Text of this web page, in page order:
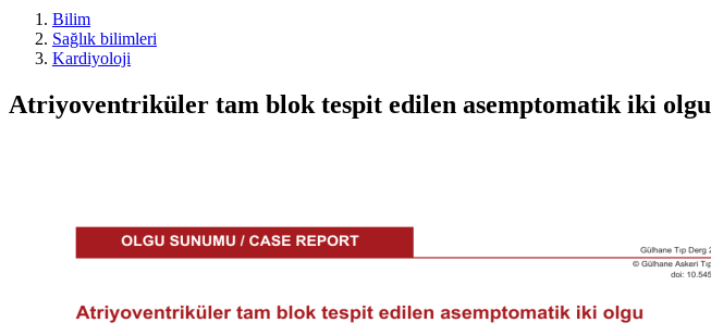
Bilim
Sağlık bilimleri
Kardiyoloji
Atriyoventriküler tam blok tespit edilen asemptomatik iki olgu